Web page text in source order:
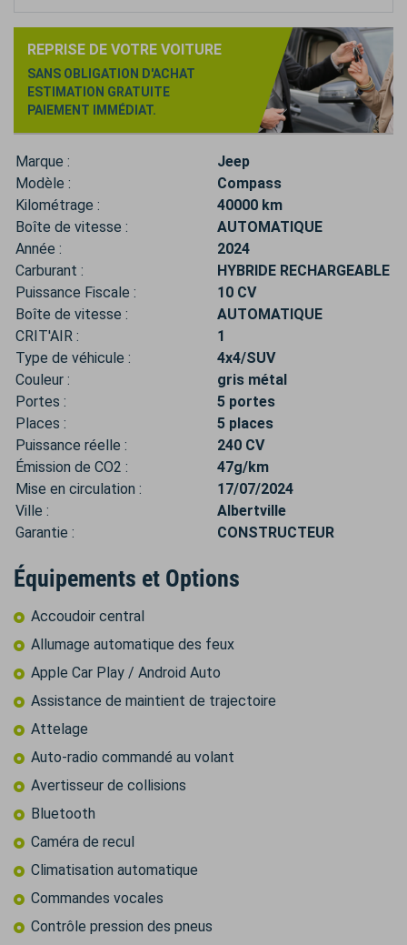
REPRISE DE VOTRE VOITURE
SANS OBLIGATION D'ACHAT
ESTIMATION GRATUITE
PAIEMENT IMMÉDIAT.
Marque :
Jeep
Modèle :
Compass
Kilométrage :
40000 km
Boîte de vitesse :
AUTOMATIQUE
Année :
2024
Carburant :
HYBRIDE RECHARGEABLE
Puissance Fiscale :
10 CV
Boîte de vitesse :
AUTOMATIQUE
CRIT'AIR :
1
Type de véhicule :
4x4/SUV
Couleur :
gris métal
Portes :
5 portes
Places :
5 places
Puissance réelle :
240 CV
Émission de CO2 :
47g/km
Mise en circulation :
17/07/2024
Ville :
Albertville
Garantie :
CONSTRUCTEUR
Équipements et Options
Accoudoir central
Allumage automatique des feux
Apple Car Play / Android Auto
Assistance de maintient de trajectoire
Attelage
Auto-radio commandé au volant
Avertisseur de collisions
Bluetooth
Caméra de recul
Climatisation automatique
Commandes vocales
Contrôle pression des pneus